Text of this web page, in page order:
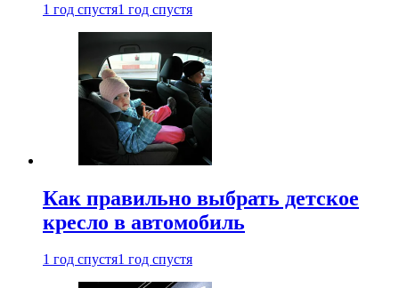
1 год спустя1 год спустя
Как правильно выбрать детское
кресло в автомобиль
1 год спустя1 год спустя